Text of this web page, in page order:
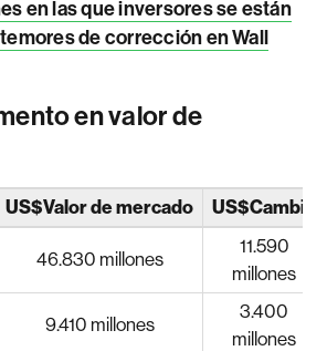
en las que inversores se están
de corrección en Wall
en valor de
US$Valor de mercado
US$Cambio
46.830 millones
11.590
millones
9.410 millones
3.400
millones